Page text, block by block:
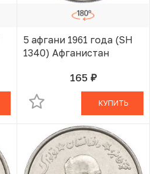
5 афгани 1961 года (SH
1340) Афганистан
165 руб.В КОРЗИНЕ
КУПИТЬ